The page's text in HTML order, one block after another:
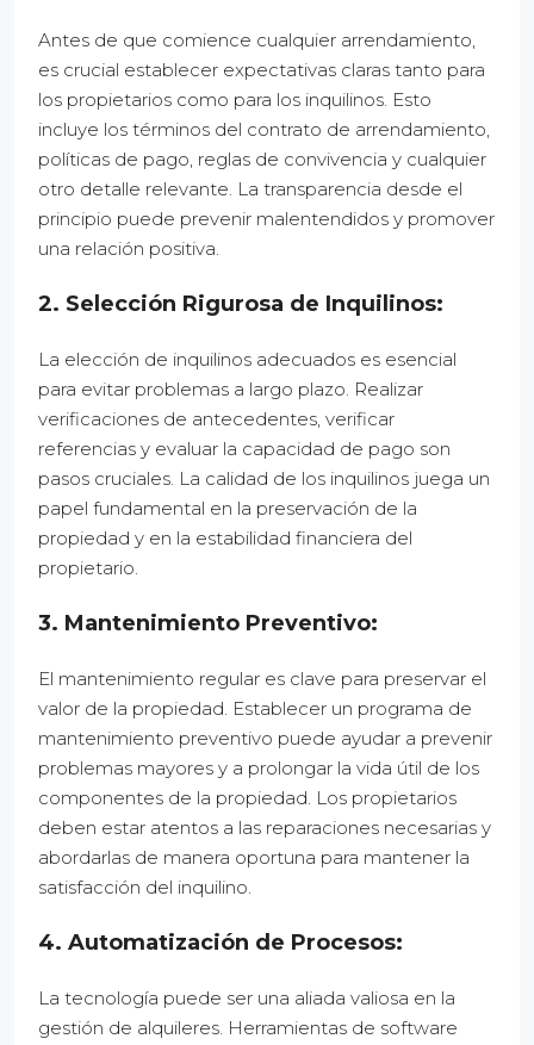
Antes de que comience cualquier arrendamiento,
es crucial establecer expectativas claras tanto para
los propietarios como para los inquilinos. Esto
incluye los términos del contrato de arrendamiento,
políticas de pago, reglas de convivencia y cualquier
otro detalle relevante. La transparencia desde el
principio puede prevenir malentendidos y promover
una relación positiva.
2. Selección Rigurosa de Inquilinos:
La elección de inquilinos adecuados es esencial
para evitar problemas a largo plazo. Realizar
verificaciones de antecedentes, verificar
referencias y evaluar la capacidad de pago son
pasos cruciales. La calidad de los inquilinos juega un
papel fundamental en la preservación de la
propiedad y en la estabilidad financiera del
propietario.
3. Mantenimiento Preventivo:
El mantenimiento regular es clave para preservar el
valor de la propiedad. Establecer un programa de
mantenimiento preventivo puede ayudar a prevenir
problemas mayores y a prolongar la vida útil de los
componentes de la propiedad. Los propietarios
deben estar atentos a las reparaciones necesarias y
abordarlas de manera oportuna para mantener la
satisfacción del inquilino.
4. Automatización de Procesos:
La tecnología puede ser una aliada valiosa en la
gestión de alquileres. Herramientas de software